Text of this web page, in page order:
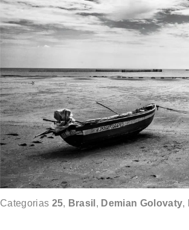
Categorias 25, Brasil , Demian Golovaty,